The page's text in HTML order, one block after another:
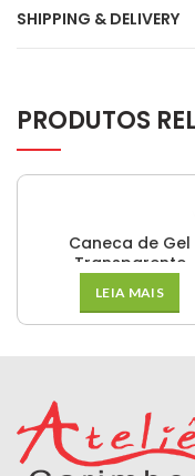
SHIPPING & DELIVERY
PRODUTOS
Caneca de Gel
Transparente
LEIA MAIS